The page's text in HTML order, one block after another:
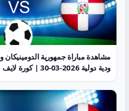
مشاهدة مباراة جمهورية
ودية دولية 2026-03-30 | كورة لايف